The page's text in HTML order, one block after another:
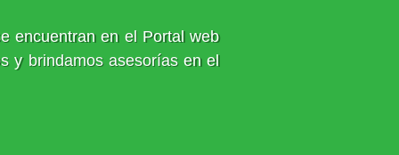
encuentran en el Portal web
y brindamos asesorías en el